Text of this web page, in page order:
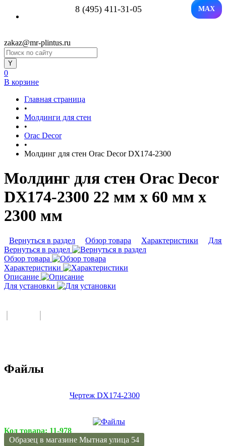
8 (495) 411-31-05 MAX
zakaz@mr-plintus.ru
0
В корзине
Главная страница
•
Молдинги для стен
•
Orac Decor
•
Молдинг для стен Orac Decor DX174-2300
Молдинг для стен Orac Decor
DX174-2300 22 мм х 60 мм х
2300 мм
Вернуться в раздел Обзор товара Характеристики
Для
Вернуться в раздел
Обзор товара
Характеристики
Описание
Для установки
Файлы
Чертеж DX174-2300
Код товара: 11-978
Образец в магазине Мытная улица 54